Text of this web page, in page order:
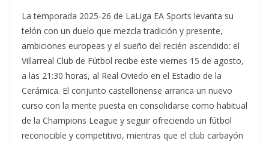
La temporada 2025-26 de LaLiga EA Sports levanta su
telón con un duelo que mezcla tradición y presente,
ambiciones europeas y el sueño del recién ascendido: el
Villarreal Club de Fútbol recibe este viernes 15 de agosto,
a las 21:30 horas, al Real Oviedo en el Estadio de la
Cerámica. El conjunto castellonense arranca un nuevo
curso con la mente puesta en consolidarse como habitual
de la Champions League y seguir ofreciendo un fútbol
reconocible y competitivo, mientras que el club carbayón